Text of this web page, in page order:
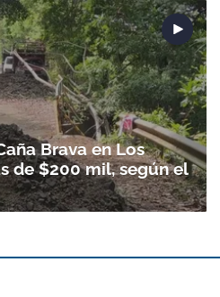
Brava en Los
de $200 mil, según el